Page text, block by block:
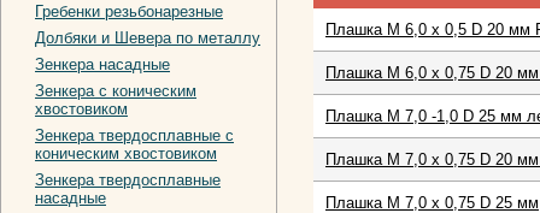
Гребенки резьбонарезные
Долбяки и Шевера по металлу
Зенкера насадные
Зенкера с коническим
хвостовиком
Зенкера твердосплавные с
коническим хвостовиком
Зенкера твердосплавные
насадные
Плашка М 6,0 х 0,5 D 20 мм
Плашка М 6,0 х 0,75 D 20
Плашка М 7,0 -1,0 D 25 мм
Плашка М 7,0 х 0,75 D 20
Плашка М 7,0 х 0,75 D 25 мм